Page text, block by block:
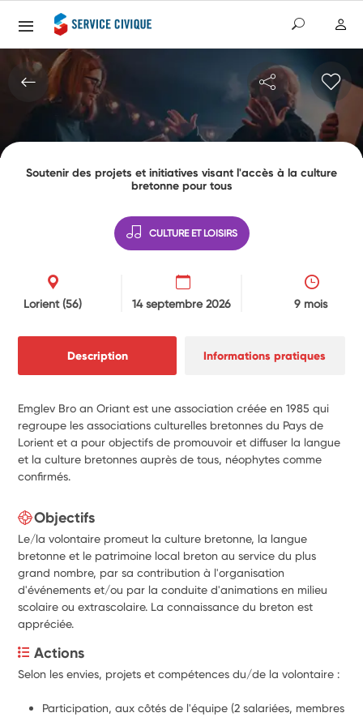
Soutenir des projets et initiatives visant l'accès à la culture
bretonne pour tous
CULTURE ET LOISIRS
Lorient(56) 14 septembre 2026 9 mois
Description Informations pratiques
Emglev Bro an Oriant est une association créée en 1985 qui
regroupe les associations culturelles bretonnes du Pays de
Lorient et a pour objectifs de promouvoir et diffuser la langue
et la culture bretonnes auprès de tous, néophytes comme
confirmés.
Objectifs
Le/la volontaire promeut la culture bretonne, la langue
bretonne et le patrimoine local breton au service du plus
grand nombre, par sa contribution à l'organisation
d'événements et/ou par la conduite d'animations en milieu
scolaire ou extrascolaire. La connaissance du breton est
appréciée.
Actions
Selon les envies, projets et compétences du/de la volontaire :
Participation, aux côtés de l'équipe (2 salariées, membres